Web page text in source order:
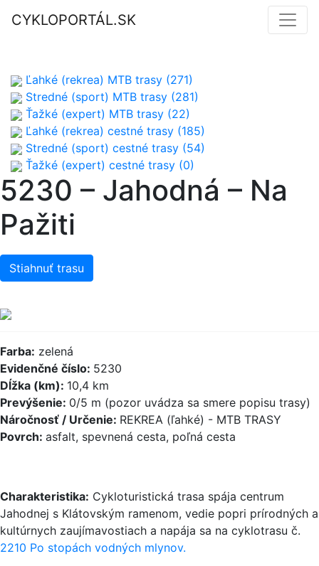
CYKLOPORTÁL.SK
Ľahké (rekrea) MTB trasy (271)
Stredné (sport) MTB trasy (281)
Ťažké (expert) MTB trasy (22)
Ľahké (rekrea) cestné trasy (185)
Stredné (sport) cestné trasy (54)
Ťažké (expert) cestné trasy (0)
5230 – Jahodná – Na
Pažiti
Stiahnuť trasu
Farba: zelená
Evidenčné číslo: 5230
Dĺžka (km): 10,4 km
Prevýšenie: 0/5 m (pozor uvádza sa smere popisu trasy)
Náročnosť / Určenie: REKREA (ľahké) - MTB TRASY
Povrch: asfalt, spevnená cesta, poľná cesta
Charakteristika: Cykloturistická trasa spája centrum
Jahodnej s Klátovským ramenom, vedie popri prírodných a
kultúrnych zaujímavostiach a napája sa na cyklotrasu č.
2210 Po stopách vodných mlynov.